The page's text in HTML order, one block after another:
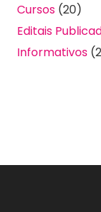
Cursos (20)
Editais
Informativos